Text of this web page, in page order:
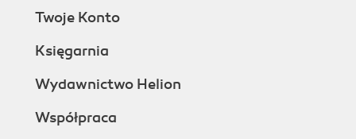
Twoje Konto
Księgarnia
Wydawnictwo Helion
Współpraca